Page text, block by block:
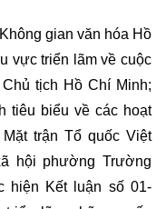
gian văn hóa Hồ
vực triển lãm về cuộc
tịch Hồ Chí Minh;
tiêu biểu về các hoạt
trận Tổ quốc Việt
hội phường Trường
hiện Kết luận số 01-